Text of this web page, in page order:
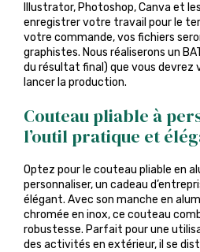
Illustrator, Photoshop, Canva et
enregistrer votre travail pour le
votre commande, vos fichiers
graphistes. Nous réaliserons un
du résultat final) que vous devrez
lancer la production.
Couteau pliable à
l’outil pratique et
Optez pour le couteau pliable en
personnaliser, un cadeau
élégant. Avec son manche en
chromée en inox, ce couteau
robustesse. Parfait pour une
des activités en extérieur, il se